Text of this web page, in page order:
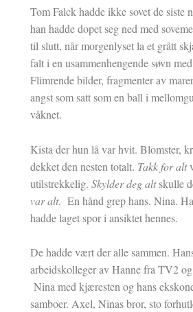
Tom Falck hadde ikke sovet de siste
han hadde dopet seg ned med
til slutt, når morgenlyset la et grått
falt i en usammenhengende søvn
Flimrende bilder, fragmenter av
angst som satt som en ball i
våknet.
Kista der hun lå var hvit. Blomster,
dekket den nesten totalt. Takk for alt
utilstrekkelig.Skylder deg altskulle
var alt. En hånd grep hans. Nina.
hadde laget spor i ansiktet hennes.
De hadde vært der alle sammen.
arbeidskolleger av Hanne fra TV2
Nina med kjæresten og hans
samboer. Axel, Ninas bror, sto